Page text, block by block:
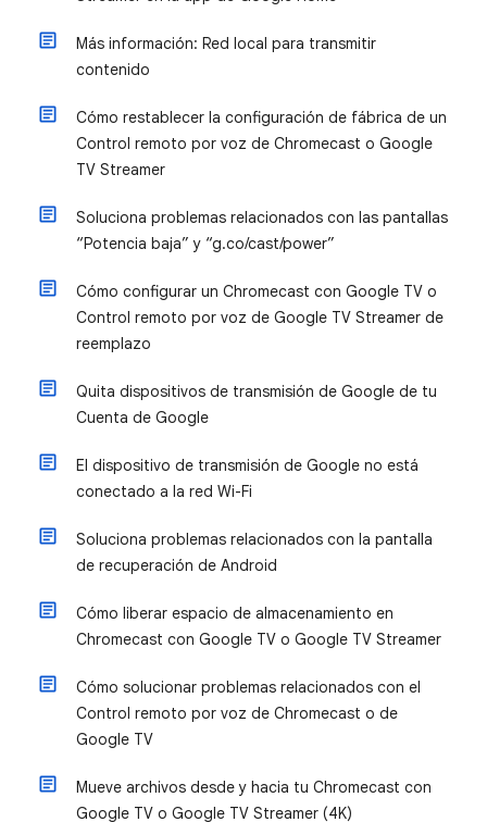
Más información: Red local para transmitir
contenido
Cómo restablecer la configuración de fábrica de un
Control remoto por voz de Chromecast o Google
TV Streamer
Soluciona problemas relacionados con las pantallas
“Potencia baja” y “g.co/cast/power”
Cómo configurar un Chromecast con Google TV o
Control remoto por voz de Google TV Streamer de
reemplazo
Quita dispositivos de transmisión de Google de tu
Cuenta de Google
El dispositivo de transmisión de Google no está
conectado a la red Wi-Fi
Soluciona problemas relacionados con la pantalla
de recuperación de Android
Cómo liberar espacio de almacenamiento en
Chromecast con Google TV o Google TV Streamer
Cómo solucionar problemas relacionados con el
Control remoto por voz de Chromecast o de
Google TV
Mueve archivos desde y hacia tu Chromecast con
Google TV o Google TV Streamer (4K)